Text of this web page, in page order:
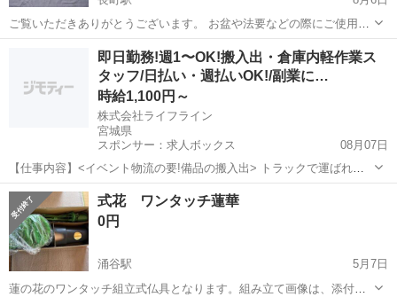
ご覧いただきありがとうございます。 お盆や法要などの際にご使用い
ただける御前座布団（仏前座布団）2枚セットです。 上品な緑系の地
に菊・唐草風の柄が入った高級感のある座布団です。 ■サイズ（約）
・幅：約58cm 〜 58...
仙台市 長町駅 冠婚葬祭
即日勤務!週1〜OK!搬入出・倉庫内軽作業ス
タッフ/日払い・週払いOK!/副業に…
時給1,100円～
株式会社ライフライン
宮城県
スポンサー：求人ボックス
08月07日
【仕事内容】<イベント物流の要!備品の搬入出> トラックで運ばれて
きたイベント機材や備品を会場内に運び入れたり(搬入)、 終了後にト
ラックへ積み込んだり(搬出)するお仕事です。 <働きやすいポイント>
・接客なし&裏方作業!モクモ...
アルバイト・パート
式花 ワンタッチ蓮華
0円
涌谷駅
5月7日
蓮の花のワンタッチ組立式仏具となります。組み立て画像は、添付し